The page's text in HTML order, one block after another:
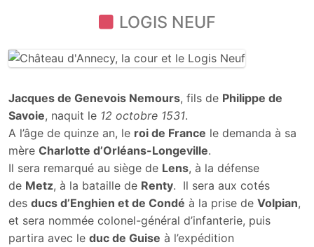
LOGIS NEUF
Jacques de Genevois Nemours, fils de Philippe de
Savoie, naquit le 12 octobre 1531.
A l’âge de quinze an, le roi de France le demanda à sa
mère Charlotte d’Orléans-Longeville.
Il sera remarqué au siège de Lens, à la défense
de Metz, à la bataille de Renty. Il sera aux cotés
des ducs d’Enghien et de Condé à la prise de Volpian,
et sera nommée colonel-général d’infanterie, puis
partira avec le duc de Guise à l’expédition